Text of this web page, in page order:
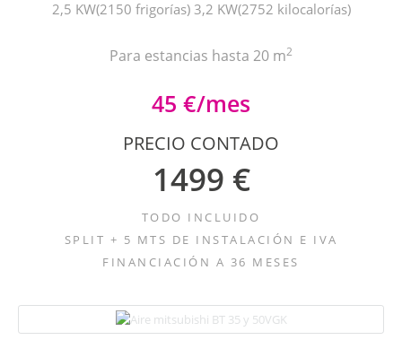
2,5 KW(2150 frigorías) 3,2 KW(2752 kilocalorías)
Para estancias hasta 20 m2
45 €/mes
PRECIO CONTADO
1499 €
TODO INCLUIDO
SPLIT + 5 MTS DE INSTALACIÓN E IVA
FINANCIACIÓN A 36 MESES